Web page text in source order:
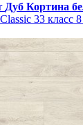
Дуб Кортина
33 класс